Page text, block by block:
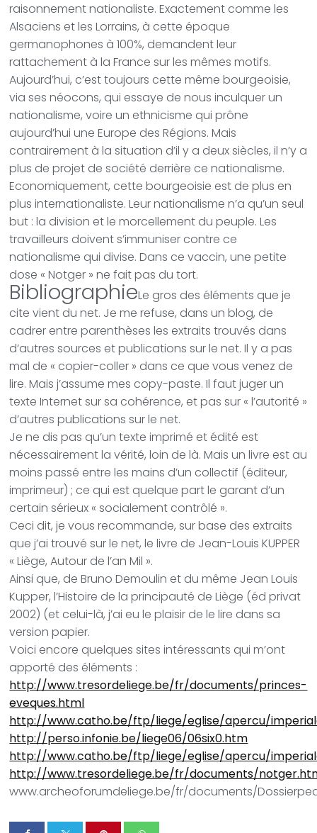
raisonnement nationaliste. Exactement comme les
Alsaciens et les Lorrains, à cette époque
germanophones à 100%, demandent leur
rattachement à la France sur les mêmes motifs.
Aujourd’hui, c’est toujours cette même bourgeoisie,
via ses néocons, qui essaye de nous inculquer un
nationalisme, voire un ethnicisme qui prône
aujourd’hui une Europe des Régions. Mais
contrairement à la situation d’il y a deux siècles, il n’y a
plus de projet de société derrière ce nationalisme.
Economiquement, cette bourgeoisie est de plus en
plus internationaliste. Leur nationalisme n’a qu’un seul
but : la division et le morcellement du peuple. Les
travailleurs doivent s’immuniser contre ce
nationalisme qui divise. Dans ce vaccin, une petite
dose « Notger » ne fait pas du tort.
BibliographieLe gros des éléments que je
cite vient du net. Je me refuse, dans un blog, de
cadrer entre parenthèses les extraits trouvés dans
d’autres sources et publications sur le net. Il y a pas
mal de « copier-coller » dans ce que vous venez de
lire. Mais j’assume mes copy-paste. Il faut juger un
texte Internet sur sa cohérence, et pas sur « l’autorité »
d’autres publications sur le net.
Je ne dis pas qu’un texte imprimé et édité est
nécessairement la vérité, loin de là. Mais un livre est au
moins passé entre les mains d’un collectif (éditeur,
imprimeur) ; ce qui est quelque part le garant d’un
certain sérieux « socialement contrôlé ».
Ceci dit, je vous recommande, sur base des extraits
que j’ai trouvé sur le net, le livre de Jean-Louis KUPPER
« Liège, Autour de l’an Mil ».
Ainsi que, de Bruno Demoulin et du même Jean Louis
Kupper, l’Histoire de la principauté de Liège (éd privat
2002) (et celui-là, j’ai eu le plaisir de le lire dans sa
version papier.
Voici encore quelques sites intéressants qui m’ont
apporté des éléments :
http://www.tresordeliege.be/fr/documents/princes-
eveques.html
http://www.catho.be/ftp/liege/eglise/apercu/
http://perso.infonie.be/liege06/06six0.htm
http://www.catho.be/ftp/liege/eglise/apercu/
http://www.tresordeliege.be/fr/documents/
www.archeoforumdeliege.be/fr/documents/